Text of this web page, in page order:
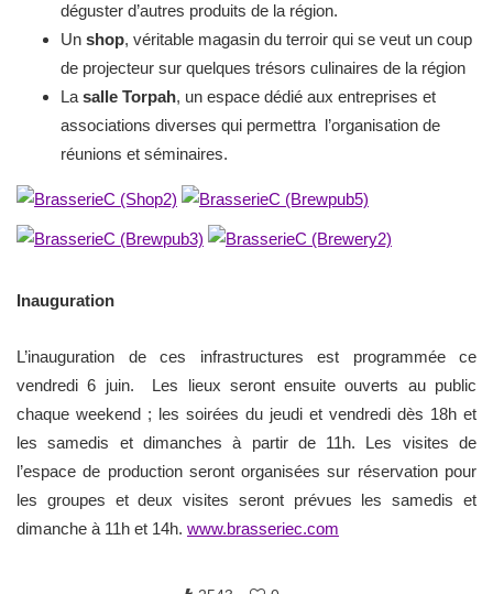
déguster d’autres produits de la région.
Un shop, véritable magasin du terroir qui se veut un coup
de projecteur sur quelques trésors culinaires de la région
La salle Torpah, un espace dédié aux entreprises et
associations diverses qui permettra l’organisation de
réunions et séminaires.
Inauguration
L’inauguration de ces infrastructures est programmée ce
vendredi 6 juin. Les lieux seront ensuite ouverts au public
chaque weekend ; les soirées du jeudi et vendredi dès 18h et
les samedis et dimanches à partir de 11h. Les visites de
l’espace de production seront organisées sur réservation pour
les groupes et deux visites seront prévues les samedis et
dimanche à 11h et 14h. www.brasseriec.com